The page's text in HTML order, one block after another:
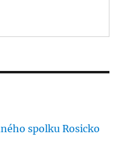
spolku Rosicko